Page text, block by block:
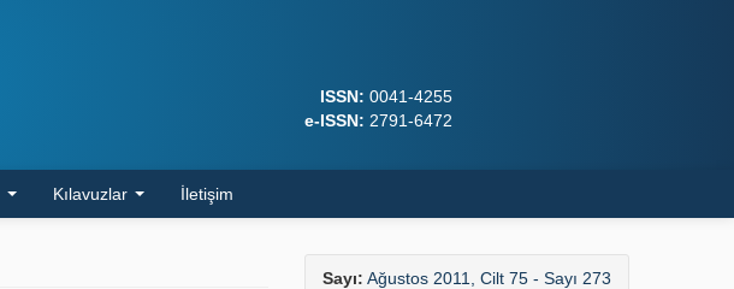
ISSN: 0041-4255
e-ISSN: 2791-6472
Kılavuzlar İletişim
Sayı: Ağustos 2011, Cilt 75 - Sayı 273